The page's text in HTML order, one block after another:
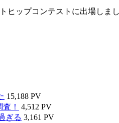
ヒップコンテストに出場し
15,188 PV
！
4,512 PV
ぎる 3,161 PV